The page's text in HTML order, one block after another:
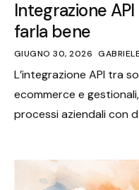
Integrazione
farla bene
GIUGNO 30, 2026
L’integrazione API tra
ecommerce e
processi aziendali con